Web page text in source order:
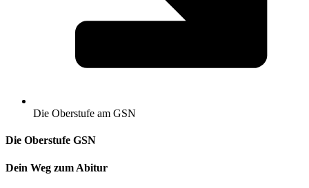
Die Oberstufe am GSN
Die Oberstufe GSN
Dein Weg zum Abitur